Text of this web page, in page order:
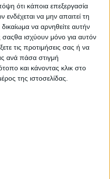
ότι κάποια επεξεργασία
να μην απαιτεί τη
να αρνηθείτε αυτήν
σαςθα ισχύουν μόνο για αυτόν
τις προτιμήσεις σας ή να
ανά πάσα στιγμή
και κάνοντας κλικ στο
της ιστοσελίδας.